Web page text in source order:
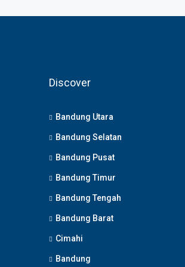
Discover
Bandung Utara
Bandung Selatan
Bandung Pusat
Bandung Timur
Bandung Tengah
Bandung Barat
Cimahi
Bandung